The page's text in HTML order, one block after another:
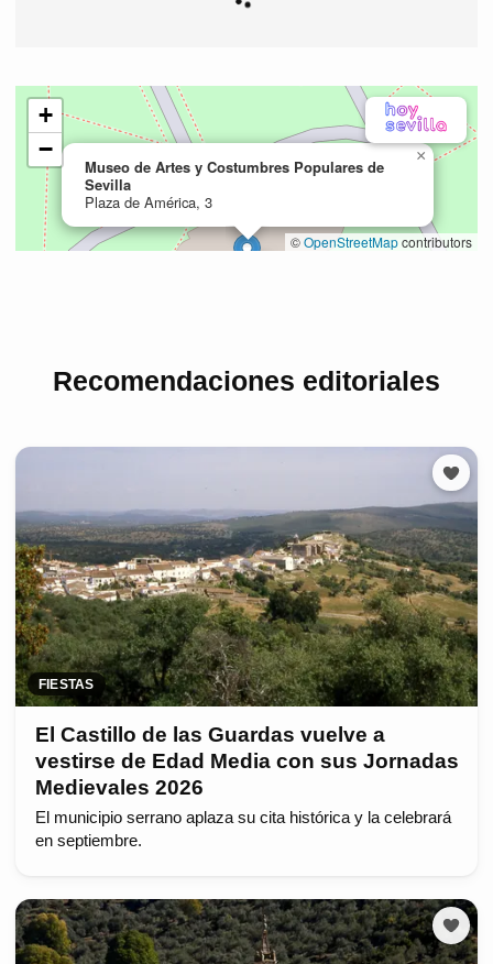
Recomendaciones editoriales
FIESTAS
El Castillo de las Guardas vuelve a
vestirse de Edad Media con sus Jornadas
Medievales 2026
El municipio serrano aplaza su cita histórica y la celebrará
en septiembre.